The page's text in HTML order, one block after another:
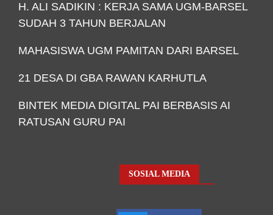
H. ALI SADIKIN : KERJA SAMA UGM-BARSEL
SUDAH 3 TAHUN BERJALAN
MAHASISWA UGM PAMITAN DARI BARSEL
21 DESA DI GBA RAWAN KARHUTLA
BINTEK MEDIA DIGITAL PAI BERBASIS AI
RATUSAN GURU PAI
SOSIAL MEDIA